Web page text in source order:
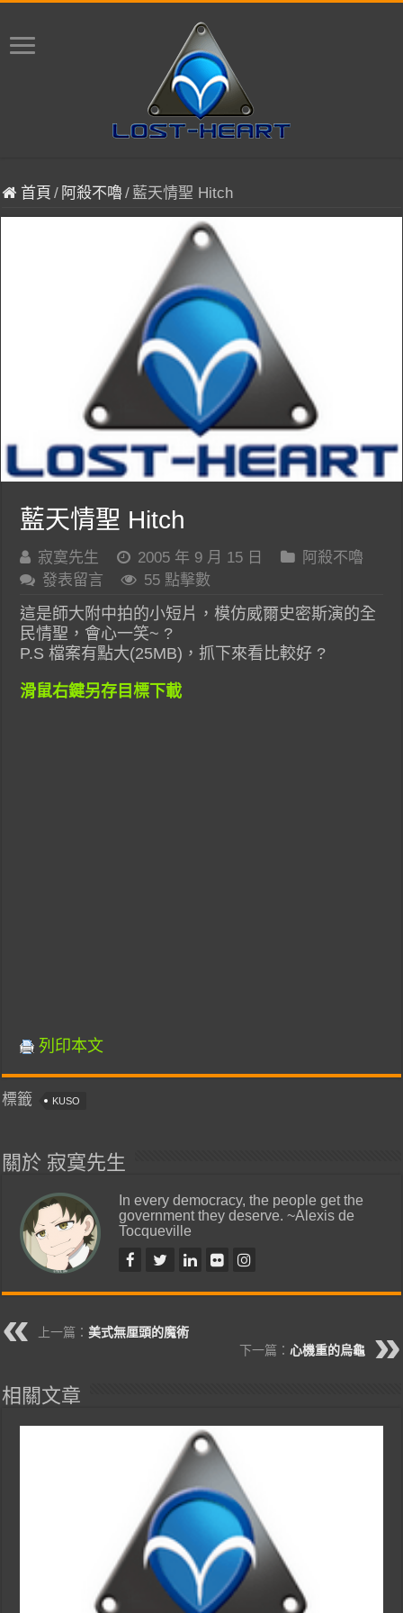
首頁 / 阿殺不嚕/ 藍天情聖 Hitch
藍天情聖 Hitch
寂寞先生 2005 年 9 月 15 日
阿殺不嚕
發表留言
55 點擊數
這是師大附中拍的小短片，模仿威爾史密斯演的全
民情聖，會心一笑~ ?
P.S 檔案有點大(25MB)，抓下來看比較好 ?
滑鼠右鍵另存目標下載
列印本文
標籤 KUSO
關於 寂寞先生
In every democracy, the people get the
government they deserve. ~Alexis de
Tocqueville
上一篇：美式無厘頭的魔術
下一篇： 心機重的烏龜
相關文章